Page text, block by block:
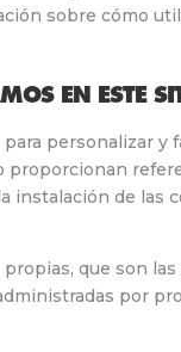
sobre cómo
EN ESTE
personalizar y
instalación de
que son
por